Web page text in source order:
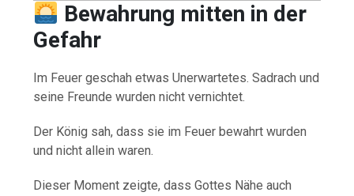
Bewahrung mitten in der
Gefahr
Im Feuer geschah etwas Unerwartetes. Sadrach und
seine Freunde wurden nicht vernichtet.
Der König sah, dass sie im Feuer bewahrt wurden
und nicht allein waren.
Dieser Moment zeigte, dass Gottes Nähe auch